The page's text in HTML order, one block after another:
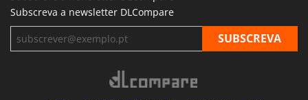
Subscreva a newsletter DLCompare